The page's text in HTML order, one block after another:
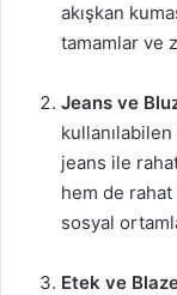
akışkan
tamamlar ve
Jeans ve
jeans ile
hem de
sosyal
Etek ve